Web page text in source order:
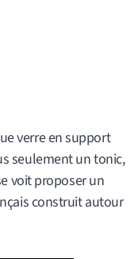
verre en support
seulement un tonic,
voit proposer un
construit autour